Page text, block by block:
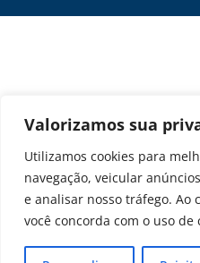
Valorizamos sua
Utilizamos cookies para
navegação, veicular
e analisar nosso tráfego. Ao
você concorda com o uso de